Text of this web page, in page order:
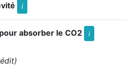
i
absorber le CO2 i